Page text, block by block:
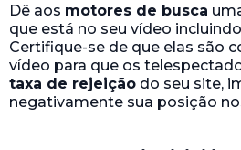
Dê aos motores de busca
que está no seu vídeo incluindo
Certifique-se de que elas são
vídeo para que os
taxa de rejeição do seu site,
negativamente sua posição